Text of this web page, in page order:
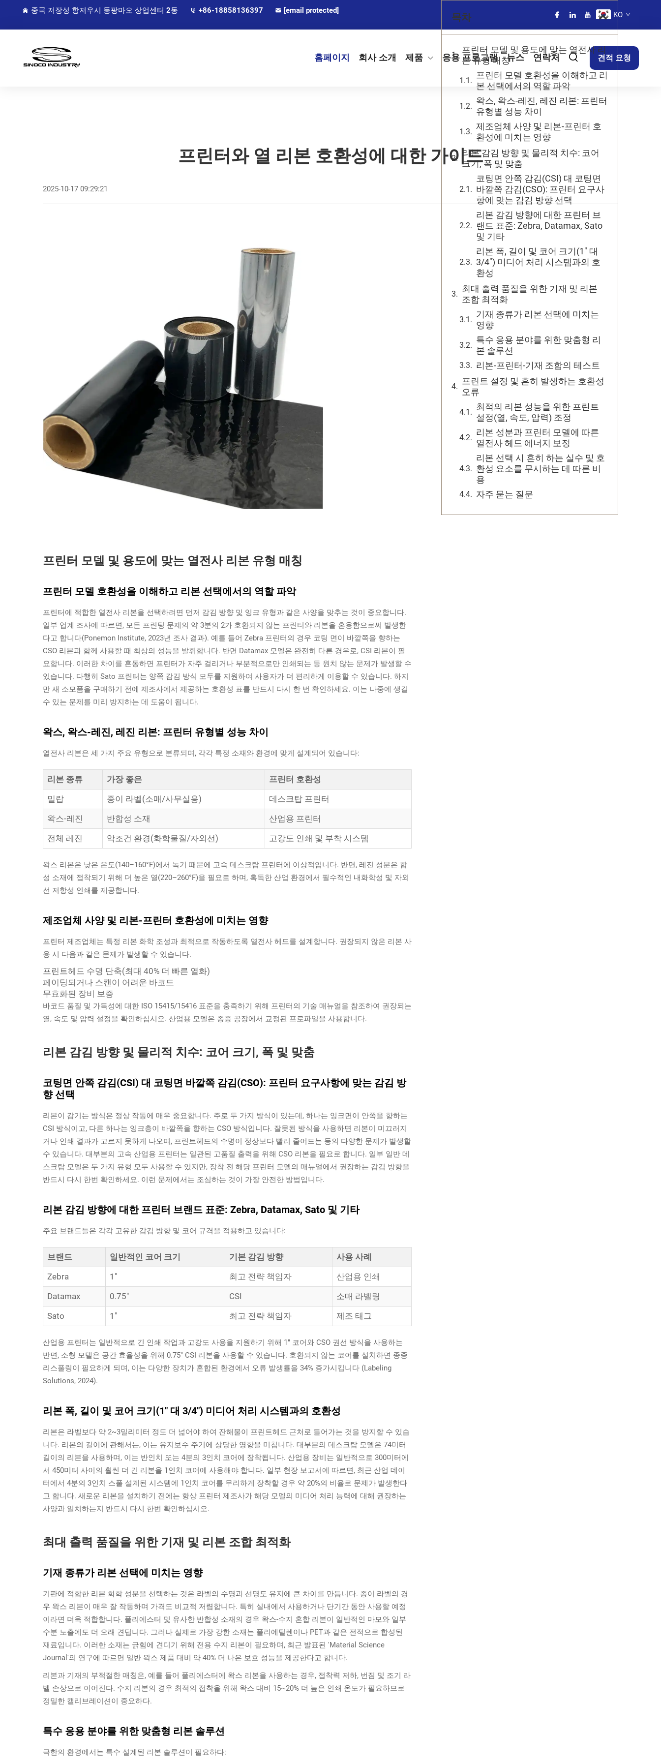
중국 저장성 항저우시 동팡마오 상업센터 2동 +86-18858136397 [email protected] KO
홈페이지 회사 소개 제품 응용 프로그램 뉴스 연락처 견적 요청
프린터와 열 리본 호환성에 대한 가이드
2025-10-17 09:29:21
프린터 모델 및 용도에 맞는 열전사 리본 유형 매칭
프린터 모델 호환성을 이해하고 리본 선택에서의 역할 파악
프린터에 적합한 열전사 리본을 선택하려면 먼저 감김 방향 및 잉크 유형과 같은 사양을 맞추는 것이 중요합니다.
일부 업계 조사에 따르면, 모든 프린팅 문제의 약 3분의 2가 호환되지 않는 프린터와 리본을 혼용함으로써 발생한
다고 합니다(Ponemon Institute, 2023년 조사 결과). 예를 들어 Zebra 프린터의 경우 코팅 면이 바깥쪽을 향하는
CSO 리본과 함께 사용할 때 최상의 성능을 발휘합니다. 반면 Datamax 모델은 완전히 다른 경우로, CSI 리본이 필
요합니다. 이러한 차이를 혼동하면 프린터가 자주 걸리거나 부분적으로만 인쇄되는 등 원치 않는 문제가 발생할 수
있습니다. 다행히 Sato 프린터는 양쪽 감김 방식 모두를 지원하여 사용자가 더 편리하게 이용할 수 있습니다. 하지
만 새 소모품을 구매하기 전에 제조사에서 제공하는 호환성 표를 반드시 다시 한 번 확인하세요. 이는 나중에 생길
수 있는 문제를 미리 방지하는 데 도움이 됩니다.
왁스, 왁스-레진, 레진 리본: 프린터 유형별 성능 차이
열전사 리본은 세 가지 주요 유형으로 분류되며, 각각 특정 소재와 환경에 맞게 설계되어 있습니다:
리본 종류 가장 좋은
프린터 호환성
밀랍
종이 라벨(소매/사무실용)
데스크탑 프린터
왁스-레진
반합성 소재
산업용 프린터
전체 레진
악조건 환경(화학물질/자외선) 고강도 인쇄 및 부착 시스템
왁스 리본은 낮은 온도(140–160°F)에서 녹기 때문에 고속 데스크탑 프린터에 이상적입니다. 반면, 레진 성분은 합
성 소재에 접착되기 위해 더 높은 열(220–260°F)을 필요로 하며, 혹독한 산업 환경에서 필수적인 내화학성 및 자외
선 저항성 인쇄를 제공합니다.
제조업체 사양 및 리본-프린터 호환성에 미치는 영향
프린터 제조업체는 특정 리본 화학 조성과 최적으로 작동하도록 열전사 헤드를 설계합니다. 권장되지 않은 리본 사
용 시 다음과 같은 문제가 발생할 수 있습니다.
프린트헤드 수명 단축(최대 40% 더 빠른 열화)
페이딩되거나 스캔이 어려운 바코드
무효화된 장비 보증
바코드 품질 및 가독성에 대한 ISO 15415/15416 표준을 충족하기 위해 프린터의 기술 매뉴얼을 참조하여 권장되는
열, 속도 및 압력 설정을 확인하십시오. 산업용 모델은 종종 공장에서 교정된 프로파일을 사용합니다.
리본 감김 방향 및 물리적 치수: 코어 크기, 폭 및 맞춤
코팅면 안쪽 감김(CSI) 대 코팅면 바깥쪽 감김(CSO): 프린터 요구사항에 맞는 감김 방
향 선택
리본이 감기는 방식은 정상 작동에 매우 중요합니다. 주로 두 가지 방식이 있는데, 하나는 잉크면이 안쪽을 향하는
CSI 방식이고, 다른 하나는 잉크층이 바깥쪽을 향하는 CSO 방식입니다. 잘못된 방식을 사용하면 리본이 미끄러지
거나 인쇄 결과가 고르지 못하게 나오며, 프린트헤드의 수명이 정상보다 빨리 줄어드는 등의 다양한 문제가 발생할
수 있습니다. 대부분의 고속 산업용 프린터는 일관된 고품질 출력을 위해 CSO 리본을 필요로 합니다. 일부 일반 데
스크탑 모델은 두 가지 유형 모두 사용할 수 있지만, 장착 전 해당 프린터 모델의 매뉴얼에서 권장하는 감김 방향을
반드시 다시 한번 확인하세요. 이런 문제에서는 조심하는 것이 가장 안전한 방법입니다.
리본 감김 방향에 대한 프린터 브랜드 표준: Zebra, Datamax, Sato 및 기타
주요 브랜드들은 각각 고유한 감김 방향 및 코어 규격을 적용하고 있습니다:
브랜드 일반적인 코어 크기 기본 감김 방향
사용 사례
Zebra
1" 최고 전략 책임자
산업용 인쇄
Datamax
0.75" CSI
소매 라벨링
Sato
1" 최고 전략 책임자 제조 태그
산업용 프린터는 일반적으로 긴 인쇄 작업과 고강도 사용을 지원하기 위해 1" 코어와 CSO 권선 방식을 사용하는
반면, 소형 모델은 공간 효율성을 위해 0.75" CSI 리본을 사용할 수 있습니다. 호환되지 않는 코어를 설치하면 종종
리스풀링이 필요하게 되며, 이는 다양한 장치가 혼합된 환경에서 오류 발생률을 34% 증가시킵니다 (Labeling
Solutions, 2024).
리본 폭, 길이 및 코어 크기(1" 대 3/4") 미디어 처리 시스템과의 호환성
리본은 라벨보다 약 2~3밀리미터 정도 더 넓어야 하여 잔해물이 프린트헤드 근처로 들어가는 것을 방지할 수 있습
니다. 리본의 길이에 관해서는, 이는 유지보수 주기에 상당한 영향을 미칩니다. 대부분의 데스크탑 모델은 74미터
길이의 리본을 사용하며, 이는 반인치 또는 4분의 3인치 코어에 장착됩니다. 산업용 장비는 일반적으로 300미터에
서 450미터 사이의 훨씬 더 긴 리본을 1인치 코어에 사용해야 합니다. 일부 현장 보고서에 따르면, 최근 산업 데이
터에서 4분의 3인치 스풀 설계된 시스템에 1인치 코어를 무리하게 장착할 경우 약 20%의 비율로 문제가 발생한다
고 합니다. 새로운 리본을 설치하기 전에는 항상 프린터 제조사가 해당 모델의 미디어 처리 능력에 대해 권장하는
사양과 일치하는지 반드시 다시 한번 확인하십시오.
최대 출력 품질을 위한 기재 및 리본 조합 최적화
기재 종류가 리본 선택에 미치는 영향
기판에 적합한 리본 화학 성분을 선택하는 것은 라벨의 수명과 선명도 유지에 큰 차이를 만듭니다. 종이 라벨의 경
우 왁스 리본이 매우 잘 작동하며 가격도 비교적 저렴합니다. 특히 실내에서 사용하거나 단기간 동안 사용할 예정
이라면 더욱 적합합니다. 폴리에스터 및 유사한 반합성 소재의 경우 왁스-수지 혼합 리본이 일반적인 마모와 일부
수분 노출에도 더 오래 견딥니다. 그러나 실제로 가장 강한 소재는 폴리에틸렌이나 PET과 같은 전적으로 합성된
재료입니다. 이러한 소재는 긁힘에 견디기 위해 전용 수지 리본이 필요하며, 최근 발표된 'Material Science
Journal'의 연구에 따르면 일반 왁스 제품 대비 약 40% 더 나은 보호 성능을 제공한다고 합니다.
리본과 기재의 부적절한 매칭은, 예를 들어 폴리에스터에 왁스 리본을 사용하는 경우, 접착력 저하, 번짐 및 조기 라
벨 손상으로 이어진다. 수지 리본의 경우 최적의 접착을 위해 왁스 대비 15~20% 더 높은 인쇄 온도가 필요하므로
정밀한 캘리브레이션이 중요하다.
특수 응용 분야를 위한 맞춤형 리본 솔루션
극한의 환경에서는 특수 설계된 리본 솔루션이 필요하다:
목차
프린터 모델 및 용도에 맞는 열전사 리
본 유형 매칭
프린터 모델 호환성을 이해하고 리
본 선택에서의 역할 파악
왁스, 왁스-레진, 레진 리본: 프린터
유형별 성능 차이
제조업체 사양 및 리본-프린터 호
환성에 미치는 영향
리본 감김 방향 및 물리적 치수: 코어
크기, 폭 및 맞춤
코팅면 안쪽 감김(CSI) 대 코팅면
바깥쪽 감김(CSO): 프린터 요구사
항에 맞는 감김 방향 선택
리본 감김 방향에 대한 프린터 브
랜드 표준: Zebra, Datamax, Sato
및 기타
리본 폭, 길이 및 코어 크기(1" 대
3/4") 미디어 처리 시스템과의 호
환성
최대 출력 품질을 위한 기재 및 리본
조합 최적화
기재 종류가 리본 선택에 미치는
영향
특수 응용 분야를 위한 맞춤형 리
본 솔루션
리본-프린터-기재 조합의 테스트
프린트 설정 및 흔히 발생하는 호환성
오류
최적의 리본 성능을 위한 프린트
설정(열, 속도, 압력) 조정
리본 성분과 프린터 모델에 따른
열전사 헤드 에너지 보정
리본 선택 시 흔히 하는 실수 및 호
환성 요소를 무시하는 데 따른 비
용
자주 묻는 질문